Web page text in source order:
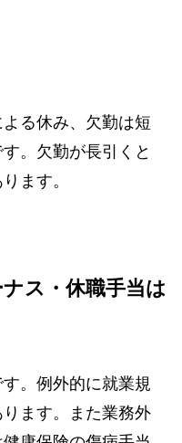
る休み、欠勤は短
。欠勤が長引くと
ます。
ス・休職手当は
。例外的に就業規
ます。また業務外